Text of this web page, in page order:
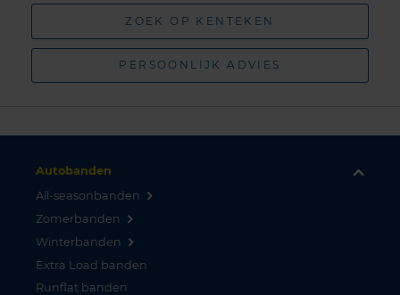
ZOEK OP KENTEKEN
PERSOONLIJK ADVIES
Autobanden
All-seasonbanden
Zomerbanden
Winterbanden
Extra Load banden
Runflat banden